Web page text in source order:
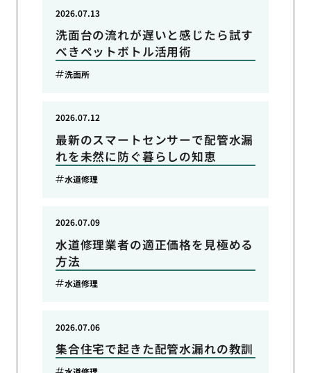
洗面台の流れが遅いと感じたら試す
べきペットボトル活用術
2026.07.13
洗面所
最新のスマートセンサーで配管水漏
れを未然に防ぐ暮らしの知恵
2026.07.12
水道修理
水道修理業者の適正価格を見極める
方法
2026.07.09
水道修理
集合住宅で起きた配管水漏れの教訓
2026.07.06